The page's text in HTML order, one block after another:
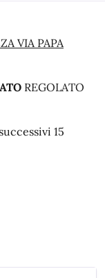
VIA PAPA
REGOLATO
15